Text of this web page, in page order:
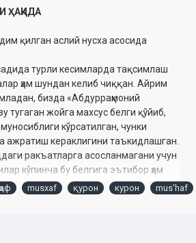
ҲАҚИДА
қилган аслий нусха асосида
турли кесимларда тақсимлаш
ҳам шундан келиб чиққан. Айрим
бизда «Абдурраҳмоний
тугаган жойга махсус белги қўйиб,
кўрсатилган, чунки
ажратиш кераклигини таъкидлашган.
ракъатларга асосланмагани учун
кўпинча бу белгига эътибор ҳам
ракъатларга тақсимлайдилар.
musxaf қурон курон mus'haf